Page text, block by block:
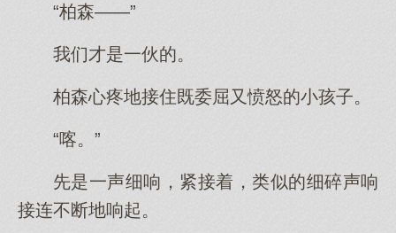
“柏森——”
我们才是一伙的。
柏森心疼地接住既委屈又愤怒的小孩子。
“喀。”
先是一声细响，紧接着，类似的细碎声响
接连不断地响起。